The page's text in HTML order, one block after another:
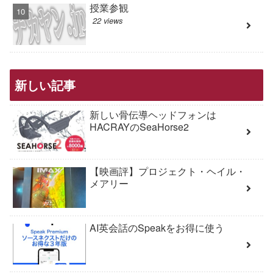
授業参観
22 views
新しい記事
新しい骨伝導ヘッドフォンは
HACRAYのSeaHorse2
【映画評】プロジェクト・ヘイル・
メアリー
AI英会話のSpeakをお得に使う